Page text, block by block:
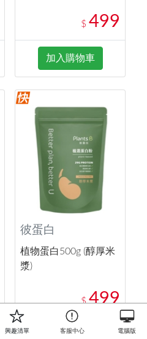
$ 499
加入購物車
彼蛋白
植物蛋白500g (醇厚米
漿)
$ 499
加入購物車
興趣清單 客服中心 電腦版